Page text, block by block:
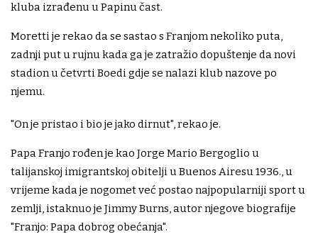
kluba izrađenu u Papinu čast.
Moretti je rekao da se sastao s Franjom nekoliko puta,
zadnji put u rujnu kada ga je zatražio dopuštenje da novi
stadion u četvrti Boedi gdje se nalazi klub nazove po
njemu.
"On je pristao i bio je jako dirnut", rekao je.
Papa Franjo rođen je kao Jorge Mario Bergoglio u
talijanskoj imigrantskoj obitelji u Buenos Airesu 1936., u
vrijeme kada je nogomet već postao najpopularniji sport u
zemlji, istaknuo je Jimmy Burns, autor njegove biografije
"Franjo: Papa dobrog obećanja".